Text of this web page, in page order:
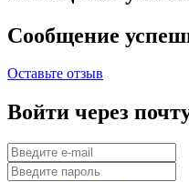
Сообщение
Оставьте отзыв
Войти через